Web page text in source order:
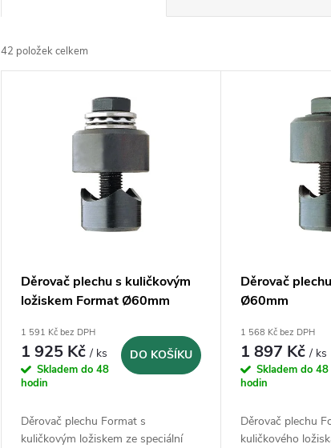
a
z
42 položek celkem
Děrovač plechu s kuličkovým
ložiskem Format Ø60mm
1 591 Kč bez DPH
1 925 Kč/ ks
Skladem do 48
hodin
DO KOŠÍKU
Děrovač plechu Format s
kuličkovým ložiskem ze speciální
Děrovač
Ø60mm
1 568 Kč bez DPH
1 897 Kč/ ks
Skladem do 48
hodin
Děrovač plechu
kuličkového